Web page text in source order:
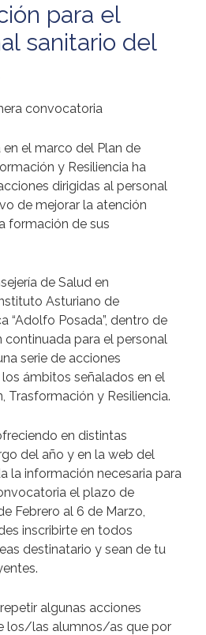
para el
sanitario del
convocatoria
el marco del Plan de
y Resiliencia ha
dirigidas al personal
de mejorar la atención
formación de sus
de Salud en
Asturiano de
“Adolfo Posada”, dentro de
continuada para el personal
serie de acciones
ámbitos señalados en el
Trasformación y Resiliencia.
en distintas
del año y en la web del
la información necesaria para
el plazo de
Febrero al 6 de Marzo,
inscribirte en todos
destinatario y sean de tu
algunas acciones
los/las alumnos/as que por